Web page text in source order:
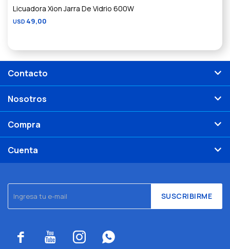
Licuadora Xion Jarra De Vidrio 600W
USD 49,00
SUSCRIBIRME
   
Contacto
Nosotros
Compra
Cuenta